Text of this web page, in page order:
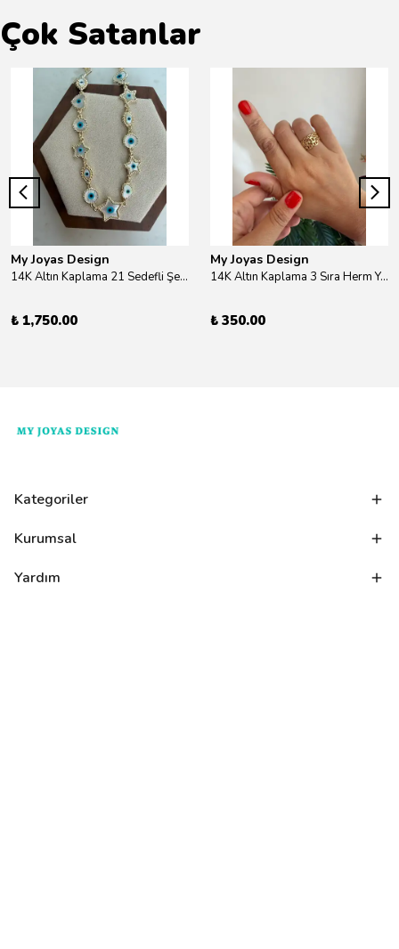
Çok Satanlar
My Joyas Design
14K Altın Kaplama 21 Sedefli Şekiller Kolye 46cm
₺ 1,750.00
My Joyas Design
14K Altın Kaplama 3 Sıra Herm Yüzük Gold
₺ 350.00
Kategoriler
Kurumsal
Yardım